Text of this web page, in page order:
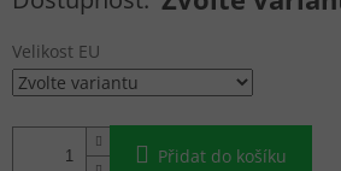
Velikost EU
Přidat do košíku